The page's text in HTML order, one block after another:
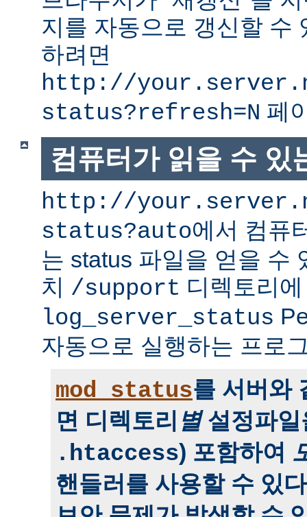
지를 자동으로 갱신할 수
하려면
http://
status?refresh=N 페
컴퓨터가 읽을 수 있
http://
status?auto에서 컴퓨
는 status 파일을 얻을 수
치 /support 디렉토리
log_server_status
자동으로 실행하는 프로
mod_status를 서버와
면 디렉토리 별설정파일
.htaccess) 포함하여
핸들러를 사용할 수 있